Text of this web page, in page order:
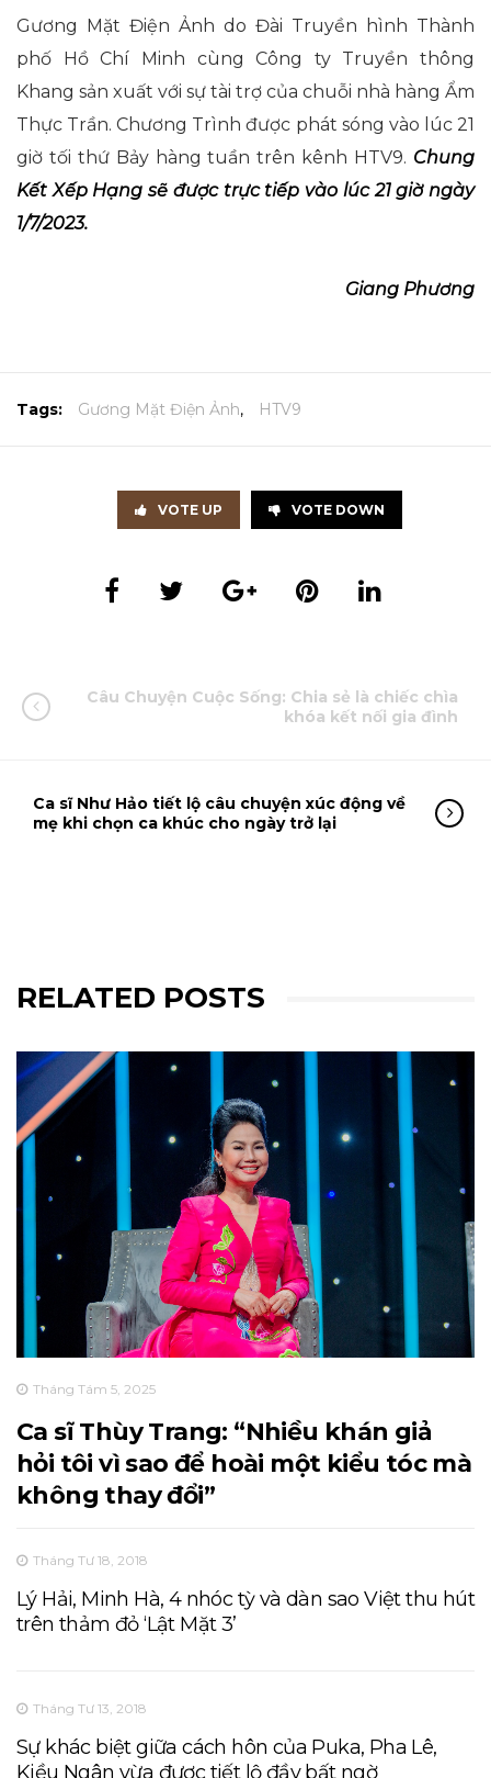
Gương Mặt Điện Ảnh do Đài Truyền hình Thành
phố Hồ Chí Minh cùng Công ty Truyền thông
Khang sản xuất với sự tài trợ của chuỗi nhà hàng Ẩm
Thực Trần. Chương Trình được phát sóng vào lúc 21
giờ tối thứ Bảy hàng tuần trên kênh HTV9. Chung
Kết Xếp Hạng sẽ được trực tiếp vào lúc 21 giờ ngày
1/7/2023.
Giang Phương
Tags: Gương Mặt Điện Ảnh, HTV9
VOTE UP VOTE DOWN
Câu Chuyện Cuộc Sống: Chia sẻ là chiếc chìa
khóa kết nối gia đình
Ca sĩ Như Hảo tiết lộ câu chuyện xúc động về
mẹ khi chọn ca khúc cho ngày trở lại
RELATED POSTS
Tháng Tám 5, 2025
Ca sĩ Thùy Trang: “Nhiều khán giả
hỏi tôi vì sao để hoài một kiểu tóc mà
không thay đổi”
Tháng Tư 18, 2018
Lý Hải, Minh Hà, 4 nhóc tỳ và dàn sao Việt thu hút
trên thảm đỏ ‘Lật Mặt 3’
Tháng Tư 13, 2018
Sự khác biệt giữa cách hôn của Puka, Pha Lê,
Kiều Ngân vừa được tiết lộ đầy bất ngờ